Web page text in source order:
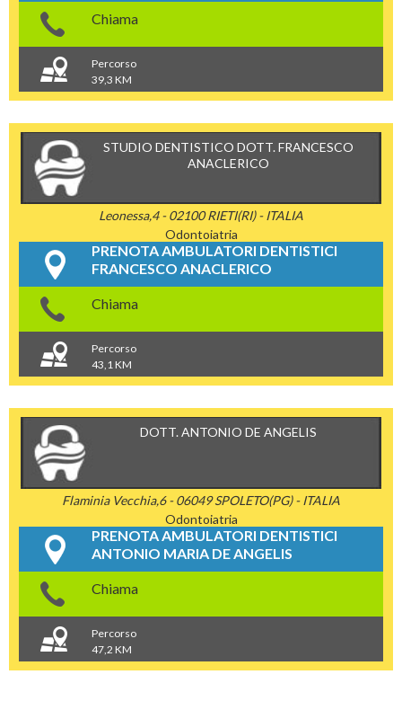
Chiama
Percorso
39,3 KM
STUDIO DENTISTICO DOTT. FRANCESCO
ANACLERICO
Leonessa,4 - 02100 RIETI(RI) - ITALIA
Odontoiatria
PRENOTA AMBULATORI DENTISTICI
FRANCESCO ANACLERICO
Chiama
Percorso
43,1 KM
DOTT. ANTONIO DE ANGELIS
Flaminia Vecchia,6 - 06049 SPOLETO(PG) - ITALIA
Odontoiatria
PRENOTA AMBULATORI DENTISTICI
ANTONIO MARIA DE ANGELIS
Chiama
Percorso
47,2 KM